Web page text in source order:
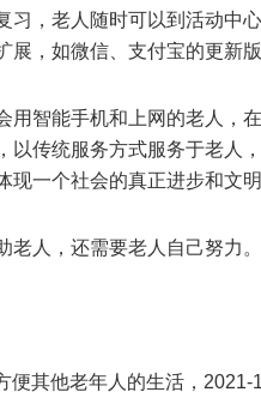
习，老人随时可以到活动中
，如微信、支付宝的更新版
用智能手机和上网的老人，
以传统服务方式服务于老人
一个社会的真正进步和文明
老人，还需要老人自己努力
其他老年人的生活，2021-